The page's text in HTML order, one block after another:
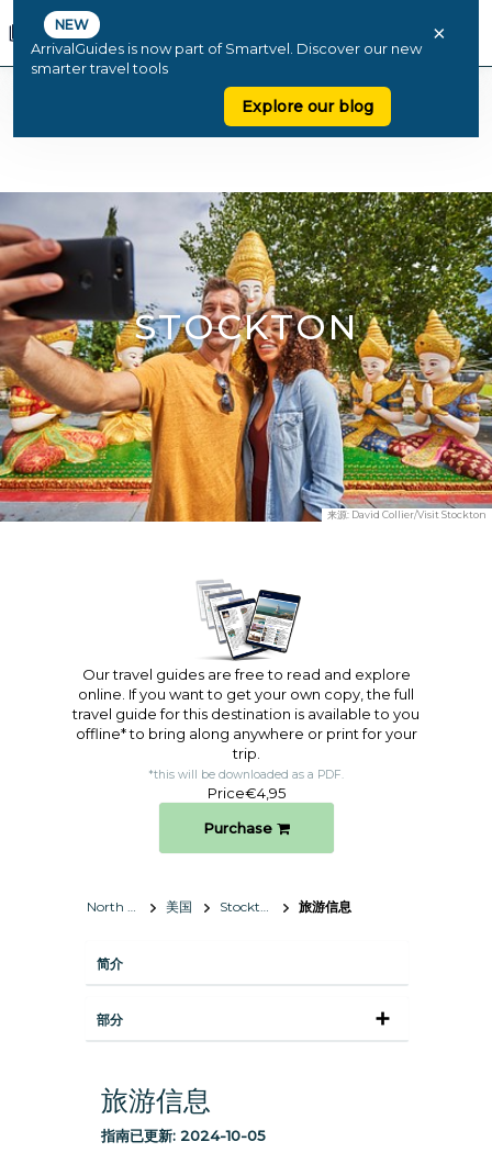
NEW
ArrivalGuides is now part of Smartvel. Discover our new
smarter travel tools
Explore our blog
×
STOCKTON
来源: David Collier/Visit Stockton
Our travel guides are free to read and explore
online. If you want to get your own copy, the full
travel guide for this destination is available to you
offline* to bring along anywhere or print for your
trip.​
*this will be downloaded as a PDF.
Price€4,95
Purchase
North America 美国 Stockton 旅游信息
简介
部分
旅游信息
指南已更新: 2024-10-05